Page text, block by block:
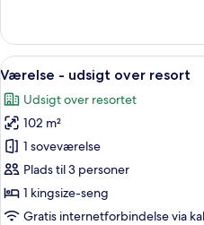
-
dobbeltsenge
ved
havet
Indlæs
alle
billeder
af
Værelse
-
udsigt
over
6
Værelse - udsigt over resort
Udsigt over resortet
102 m²
1 soveværelse
Plads til 3 personer
1 kingsize-seng
Gratis internetforbindelse via